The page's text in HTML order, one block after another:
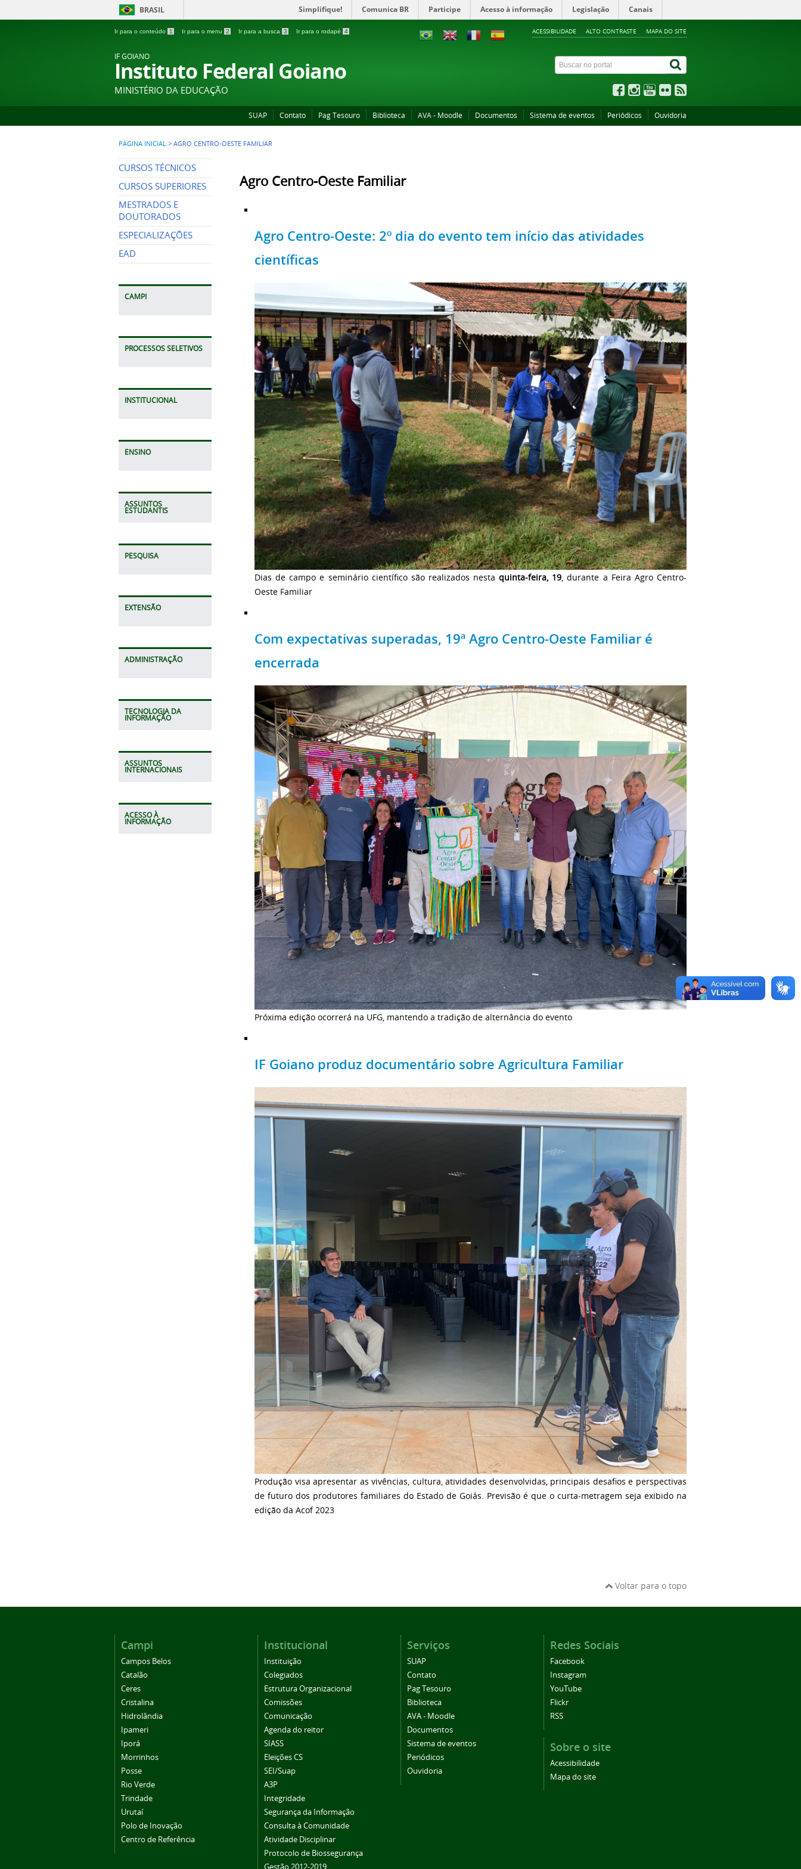
BRASIL Simplifique! Comunica BR Participe Acesso à informação Legislação Canais
Ir para o conteúdo 1 Ir para o menu 2 Ir para a busca 3 Ir para o rodapé 4 ACESSIBILIDADE ALTO CONTRASTE MAPA DO SITE
IF GOIANO
Instituto Federal Goiano
MINISTÉRIO DA EDUCAÇÃO
SUAP Contato Pag Tesouro Biblioteca AVA - Moodle Documentos Sistema de eventos Periódicos Ouvidoria
PÁGINA INICIAL > AGRO CENTRO-OESTE FAMILIAR
CURSOS TÉCNICOS
CURSOS SUPERIORES
MESTRADOS E
DOUTORADOS
ESPECIALIZAÇÕES
EAD
CAMPI
PROCESSOS SELETIVOS
INSTITUCIONAL
ENSINO
ASSUNTOS
ESTUDANTIS
PESQUISA
EXTENSÃO
ADMINISTRAÇÃO
TECNOLOGIA DA
INFORMAÇÃO
ASSUNTOS
INTERNACIONAIS
ACESSO À
INFORMAÇÃO
Agro Centro-Oeste Familiar
Agro Centro-Oeste: 2º dia do evento tem início das atividades
científicas
Dias de campo e seminário científico são realizados nestaquinta-feira, 19 , durante a Feira Agro Centro-
Oeste Familiar
Com expectativas superadas, 19ª Agro Centro-Oeste Familiar é
encerrada
Próxima edição ocorrerá na UFG, mantendo a tradição de alternância do evento
IF Goiano produz documentário sobre Agricultura Familiar
Produção visa apresentar as vivências, cultura, atividades desenvolvidas, principais desafios e perspectivas
de futuro dos produtores familiares do Estado de Goiás. Previsão é que o curta-metragem seja exibido na
edição da Acof 2023
Voltar para o topo
Campi
Campos Belos
Catalão
Ceres
Cristalina
Hidrolândia
Ipameri
Iporá
Morrinhos
Posse
Rio Verde
Trindade
Urutaí
Polo de Inovação
Centro de Referência
Institucional
Instituição
Colegiados
Estrutura Organizacional
Comissões
Comunicação
Agenda do reitor
SIASS
Eleições CS
SEI/Suap
A3P
Integridade
Segurança da Informação
Consulta à Comunidade
Atividade Disciplinar
Protocolo de Biossegurança
Serviços
SUAP
Contato
Pag Tesouro
Biblioteca
AVA - Moodle
Documentos
Sistema de eventos
Periódicos
Ouvidoria
Redes Sociais
Facebook
Instagram
YouTube
Flickr
RSS
Sobre o site
Acessibilidade
Mapa do site